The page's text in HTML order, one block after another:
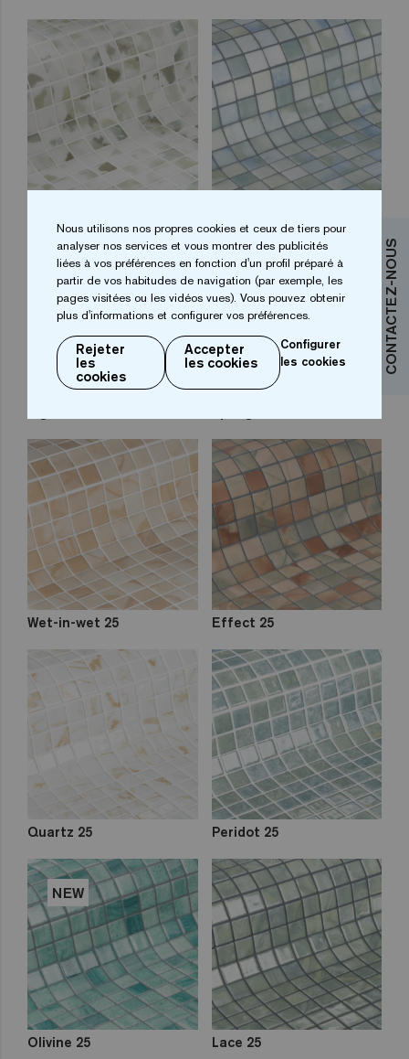
CONTACTEZ-NOUS
Wet-in-wet 25 Effect 25
Quartz 25 Peridot 25
NEW
Olivine 25 Lace 25
Nous utilisons nos propres cookies et ceux de tiers pour
analyser nos services et vous montrer des publicités
liées à vos préférences en fonction d'un profil préparé à
partir de vos habitudes de navigation (par exemple, les
pages visitées ou les vidéos vues). Vous pouvez obtenir
plus d'informations et configurer vos préférences.
Rejeter
les
cookies
Accepter
les cookies
Configurer
les cookies